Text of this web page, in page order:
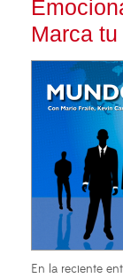
Marca
En la reciente